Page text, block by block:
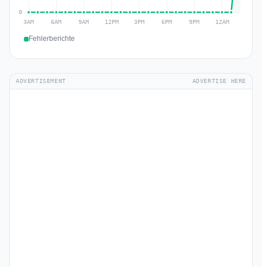
Fehlerberichte
ADVERTISEMENT ADVERTISE HERE